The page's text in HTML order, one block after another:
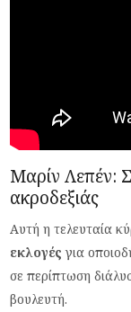
Μαρίν Λεπέν:
ακροδεξιάς
Αυτή η τελευταία
εκλογέςγια
σε περίπτωση
βουλευτή.